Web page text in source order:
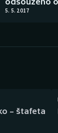
5. 5. 2017
– štafeta